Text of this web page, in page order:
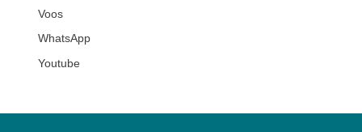
Voos
WhatsApp
Youtube